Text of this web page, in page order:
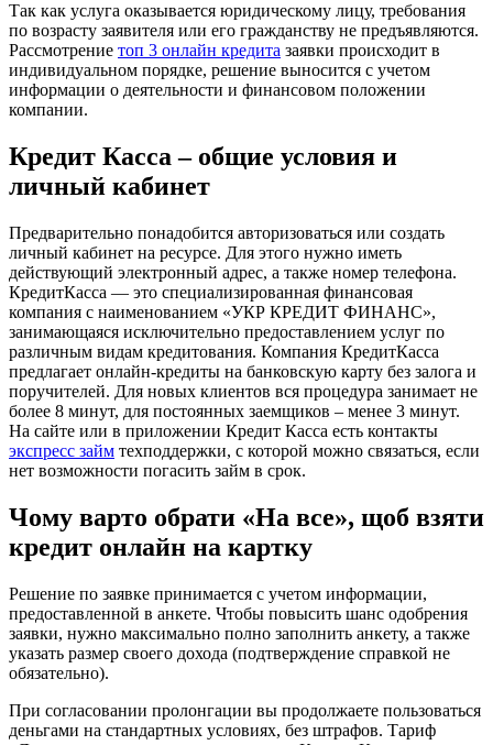
Так как услуга оказывается юридическому лицу, требования
по возрасту заявителя или его гражданству не предъявляются.
Рассмотрение топ 3 онлайн кредита заявки происходит в
индивидуальном порядке, решение выносится с учетом
информации о деятельности и финансовом положении
компании.
Кредит Касса – общие условия и
личный кабинет
Предварительно понадобится авторизоваться или создать
личный кабинет на ресурсе. Для этого нужно иметь
действующий электронный адрес, а также номер телефона.
КредитКасса — это специализированная финансовая
компания с наименованием «УКР КРЕДИТ ФИНАНС»,
занимающаяся исключительно предоставлением услуг по
различным видам кредитования. Компания КредитКасса
предлагает онлайн-кредиты на банковскую карту без залога и
поручителей. Для новых клиентов вся процедура занимает не
более 8 минут, для постоянных заемщиков – менее 3 минут.
На сайте или в приложении Кредит Касса есть контакты
экспресс займ техподдержки, с которой можно связаться, если
нет возможности погасить займ в срок.
Чому варто обрати «На все», щоб взяти
кредит онлайн на картку
Решение по заявке принимается с учетом информации,
предоставленной в анкете. Чтобы повысить шанс одобрения
заявки, нужно максимально полно заполнить анкету, а также
указать размер своего дохода (подтверждение справкой не
обязательно).
При согласовании пролонгации вы продолжаете пользоваться
деньгами на стандартных условиях, без штрафов. Тариф